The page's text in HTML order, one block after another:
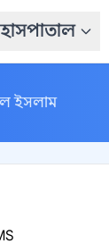
হাসপাতাল
ইসলাম